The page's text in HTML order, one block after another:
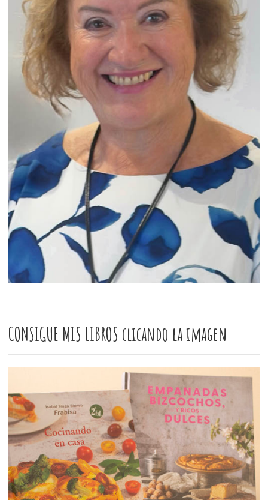
CONSIGUE MIS LIBROS clicando la imagen